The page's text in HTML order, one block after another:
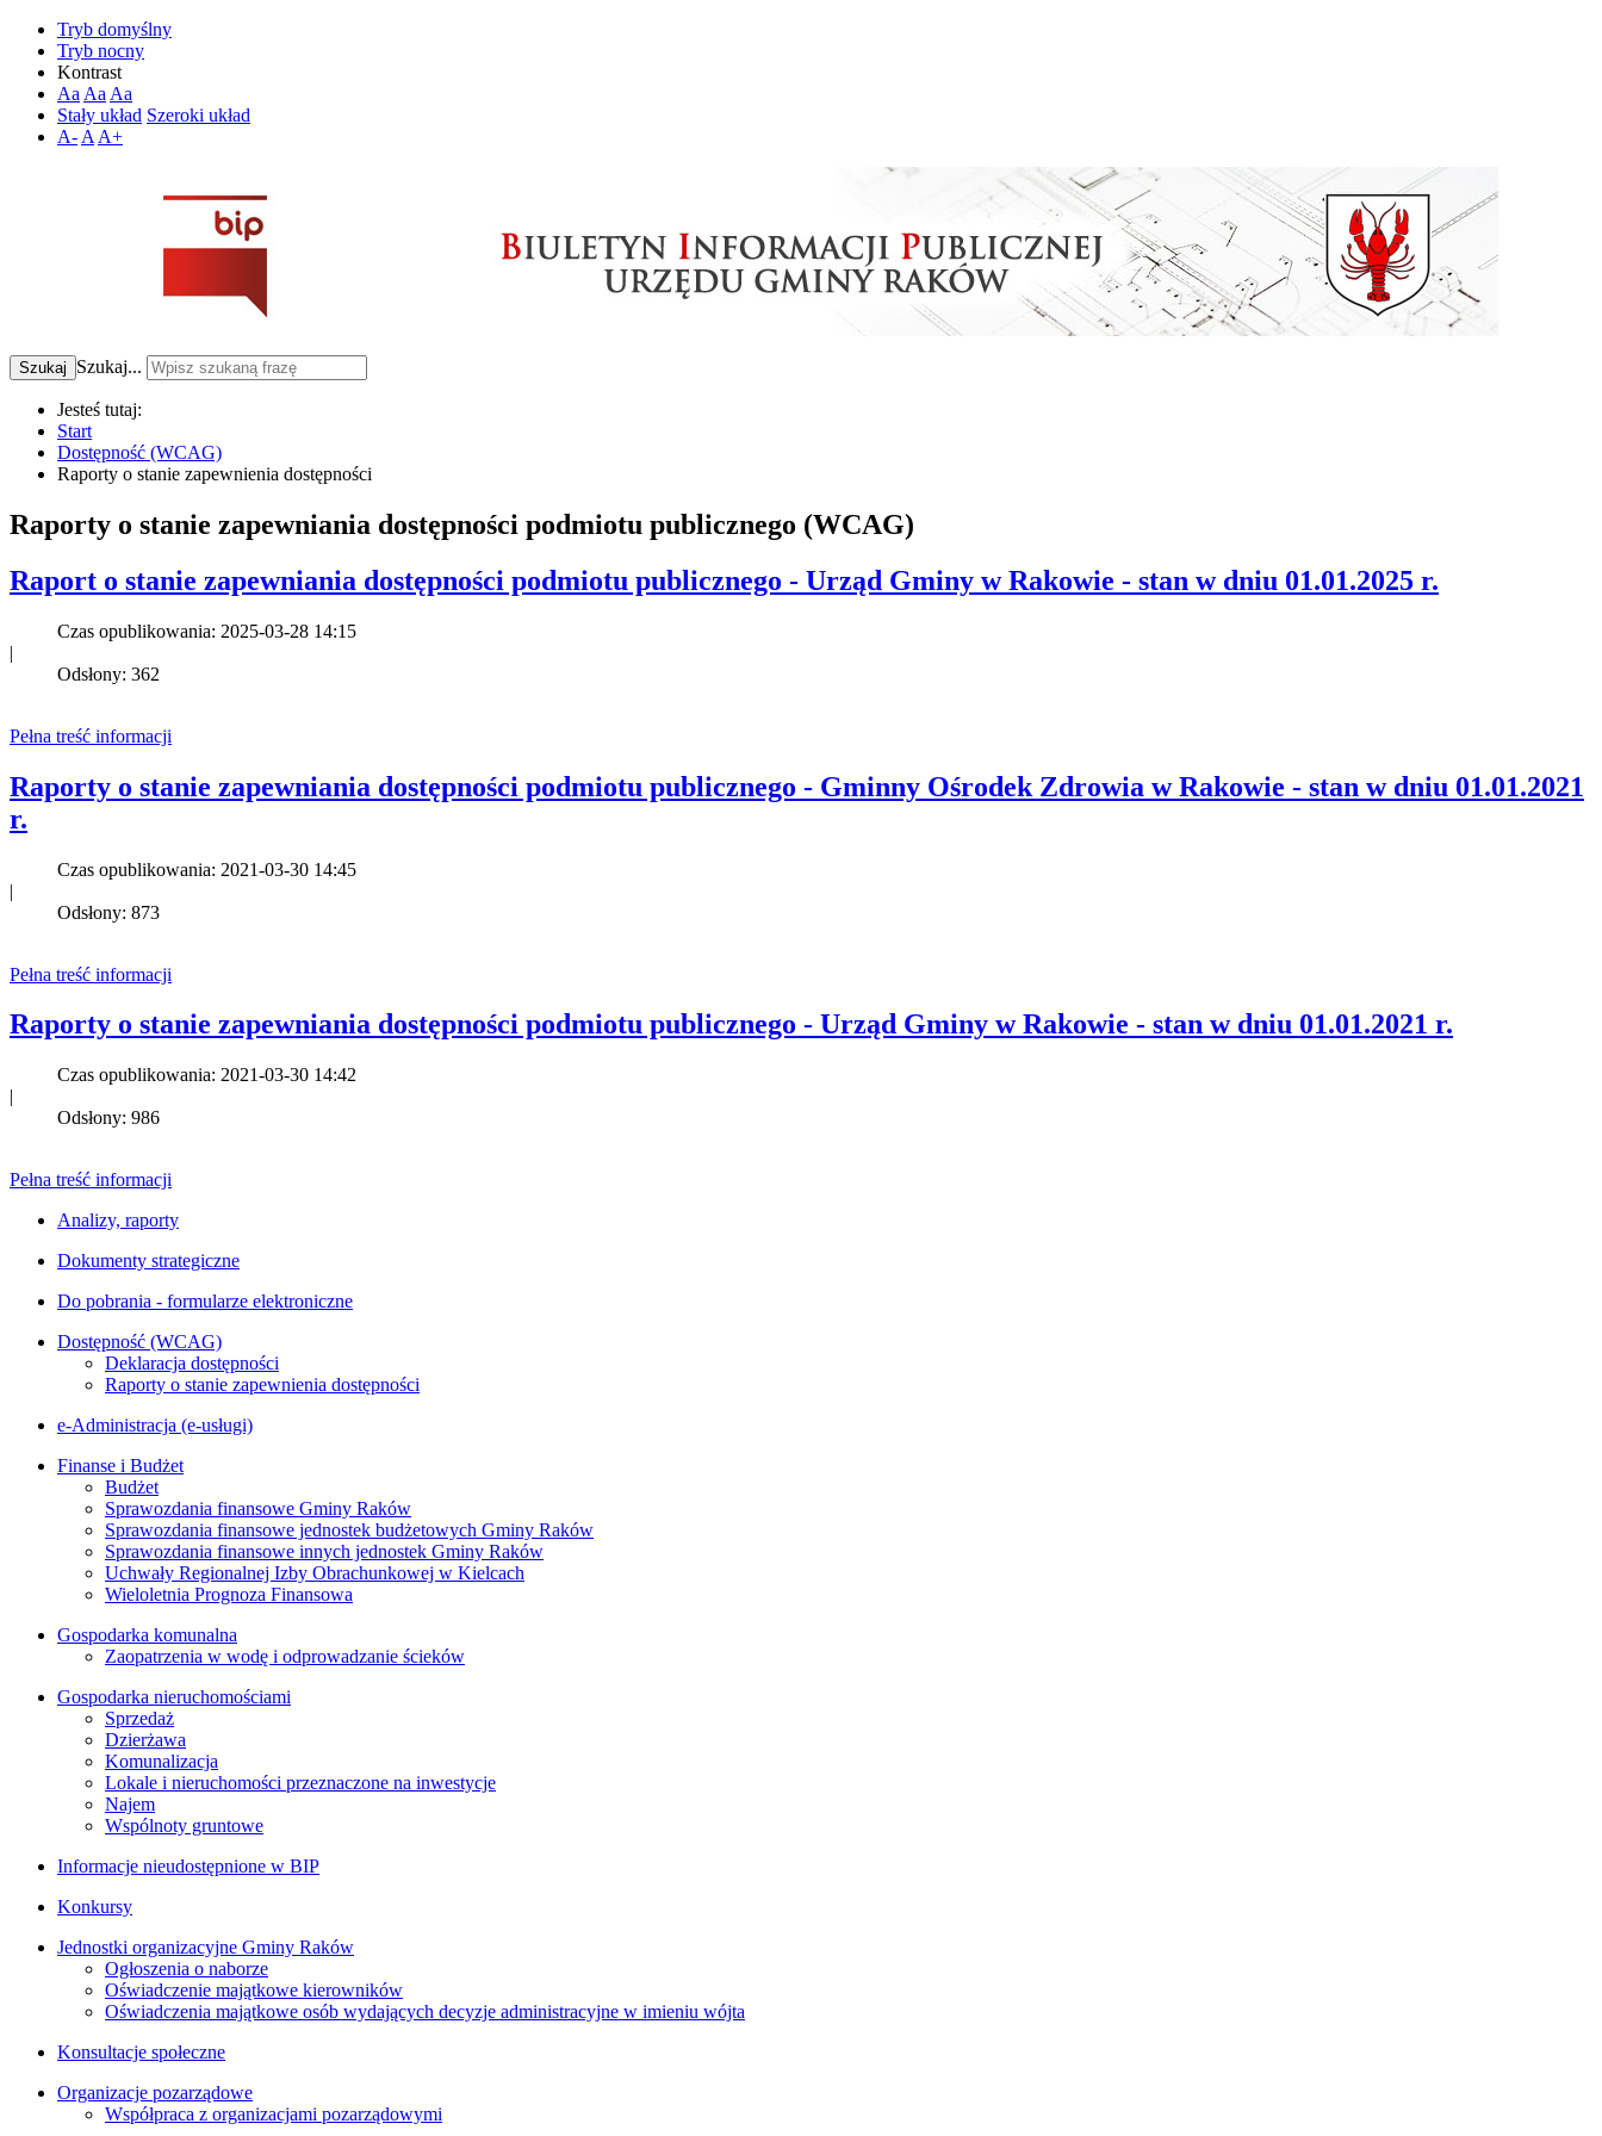
Tryb domyślny
Tryb nocny
Kontrast
Aa Aa Aa
Stały układ Szeroki układ
A- A A+
Szukaj Szukaj...
Jesteś tutaj:
Start
Dostępność (WCAG)
Raporty o stanie zapewnienia dostępności
Raporty o stanie zapewniania dostępności podmiotu publicznego (WCAG)
Raport o stanie zapewniania dostępności podmiotu publicznego - Urząd Gminy w Rakowie - stan w dniu 01.01.2025 r.
Czas opublikowania: 2025-03-28 14:15
|
Odsłony: 362
Pełna treść informacji
Raporty o stanie zapewniania dostępności podmiotu publicznego - Gminny Ośrodek Zdrowia w Rakowie - stan w dniu 01.01.2021
r.
Czas opublikowania: 2021-03-30 14:45
|
Odsłony: 873
Pełna treść informacji
Raporty o stanie zapewniania dostępności podmiotu publicznego - Urząd Gminy w Rakowie - stan w dniu 01.01.2021 r.
Czas opublikowania: 2021-03-30 14:42
|
Odsłony: 986
Pełna treść informacji
Analizy, raporty
Dokumenty strategiczne
Do pobrania - formularze elektroniczne
Dostępność (WCAG)
Deklaracja dostępności
Raporty o stanie zapewnienia dostępności
e-Administracja (e-usługi)
Finanse i Budżet
Budżet
Sprawozdania finansowe Gminy Raków
Sprawozdania finansowe jednostek budżetowych Gminy Raków
Sprawozdania finansowe innych jednostek Gminy Raków
Uchwały Regionalnej Izby Obrachunkowej w Kielcach
Wieloletnia Prognoza Finansowa
Gospodarka komunalna
Zaopatrzenia w wodę i odprowadzanie ścieków
Gospodarka nieruchomościami
Sprzedaż
Dzierżawa
Komunalizacja
Lokale i nieruchomości przeznaczone na inwestycje
Najem
Wspólnoty gruntowe
Informacje nieudostępnione w BIP
Konkursy
Jednostki organizacyjne Gminy Raków
Ogłoszenia o naborze
Oświadczenie majątkowe kierowników
Oświadczenia majątkowe osób wydających decyzje administracyjne w imieniu wójta
Konsultacje społeczne
Organizacje pozarządowe
Współpraca z organizacjami pozarządowymi